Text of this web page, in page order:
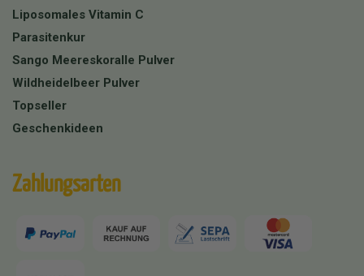
Liposomales Vitamin C
Parasitenkur
Sango Meereskoralle Pulver
Wildheidelbeer Pulver
Topseller
Geschenkideen
Zahlungsarten